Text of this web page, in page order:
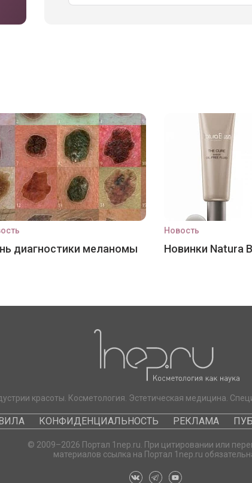
диагностики меланомы
Новость
Новинки Natura
красоты. Косметология. Эстетическая медицина.
КОНФИДЕНЦИАЛЬНОСТЬ РЕКЛАМА
© 2009–2026 Портал 1nep.ru. При цитировании или
материалов ссылка на Портал 1nep.ru